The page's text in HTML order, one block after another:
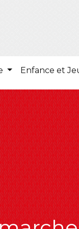
Enfance et